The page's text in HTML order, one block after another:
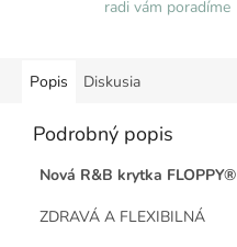
radi vám poradíme
Popis Diskusia
Podrobný popis
Nová R&B krytka FLOPPY®
ZDRAVÁ A FLEXIBILNÁ